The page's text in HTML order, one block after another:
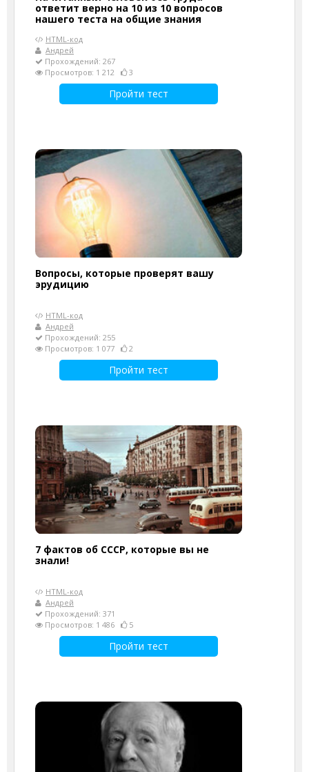
ответит верно на 10 из 10 вопросов
нашего теста на общие знания
HTML-код
Андрей
Прохождений: 267
Просмотров: 1 212
3
Пройти тест
Вопросы, которые проверят вашу
эрудицию
HTML-код
Андрей
Прохождений: 255
Просмотров: 1 077
2
Пройти тест
7 фактов об СССР, которые вы не
знали!
HTML-код
Андрей
Прохождений: 371
Просмотров: 1 486
5
Пройти тест